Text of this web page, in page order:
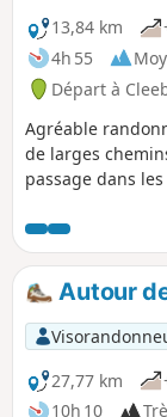
13,84 km
4h 55
Départ à
Agréable
de larges
passage dans
profiter des
Autour
27,77 km
10h 10